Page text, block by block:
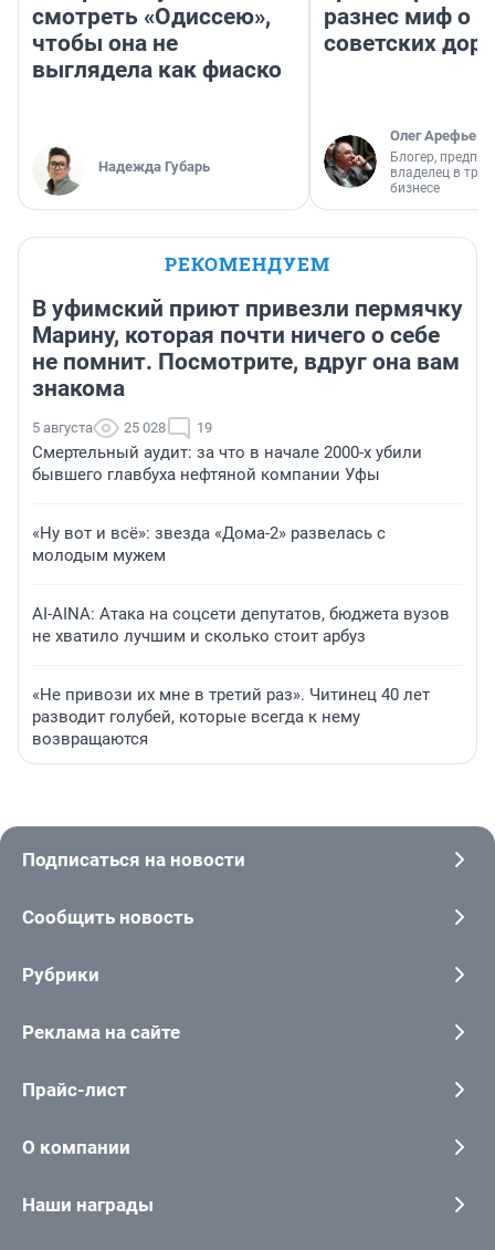
смотреть «Одиссею»,
чтобы она не
выглядела как фиаско
Надежда Губарь
разнес миф о
советских
Олег Арефьев
Блогер,
владелец в
бизнесе
РЕКОМЕНДУЕМ
В уфимский приют привезли пермячку
Марину, которая почти ничего о себе
не помнит. Посмотрите, вдруг она вам
знакома
5 августа 25 028 19
Смертельный аудит: за что в начале 2000-х убили
бывшего главбуха нефтяной компании Уфы
«Ну вот и всё»: звезда «Дома-2» развелась с
молодым мужем
AI-AINA: Атака на соцсети депутатов, бюджета вузов
не хватило лучшим и сколько стоит арбуз
«Не привози их мне в третий раз». Читинец 40 лет
разводит голубей, которые всегда к нему
возвращаются
Подписаться на новости
Сообщить новость
Рубрики
Реклама на сайте
Прайс-лист
О компании
Наши награды